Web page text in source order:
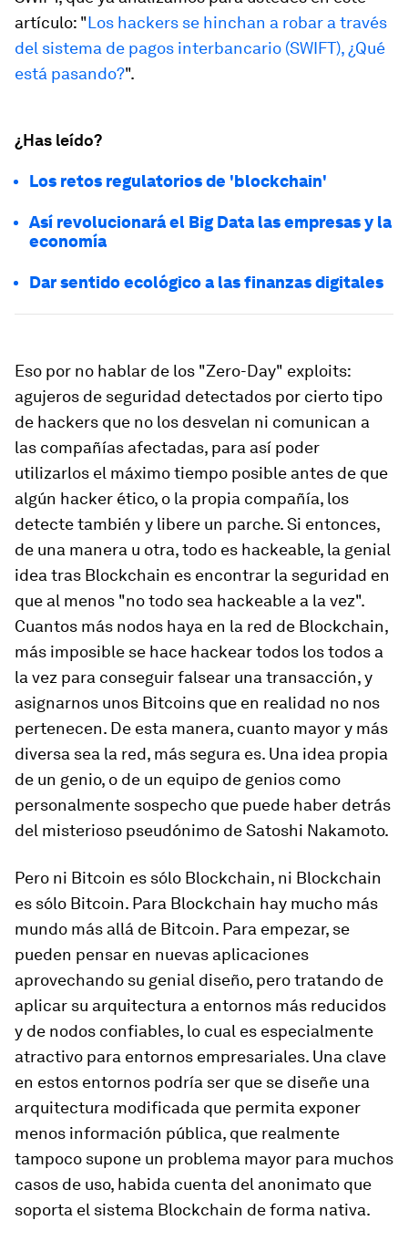
artículo: "Los hackers se hinchan a robar a través
del sistema de pagos interbancario (SWIFT), ¿Qué
está pasando?".
¿Has leído?
Los retos regulatorios de 'blockchain'
Así revolucionará el Big Data las empresas y la
economía
Dar sentido ecológico a las finanzas digitales
Eso por no hablar de los "Zero-Day" exploits:
agujeros de seguridad detectados por cierto tipo
de hackers que no los desvelan ni comunican a
las compañías afectadas, para así poder
utilizarlos el máximo tiempo posible antes de que
algún hacker ético, o la propia compañía, los
detecte también y libere un parche. Si entonces,
de una manera u otra, todo es hackeable, la genial
idea tras Blockchain es encontrar la seguridad en
que al menos "no todo sea hackeable a la vez".
Cuantos más nodos haya en la red de Blockchain,
más imposible se hace hackear todos los todos a
la vez para conseguir falsear una transacción, y
asignarnos unos Bitcoins que en realidad no nos
pertenecen. De esta manera, cuanto mayor y más
diversa sea la red, más segura es. Una idea propia
de un genio, o de un equipo de genios como
personalmente sospecho que puede haber detrás
del misterioso pseudónimo de Satoshi Nakamoto.
Pero ni Bitcoin es sólo Blockchain, ni Blockchain
es sólo Bitcoin. Para Blockchain hay mucho más
mundo más allá de Bitcoin. Para empezar, se
pueden pensar en nuevas aplicaciones
aprovechando su genial diseño, pero tratando de
aplicar su arquitectura a entornos más reducidos
y de nodos confiables, lo cual es especialmente
atractivo para entornos empresariales. Una clave
en estos entornos podría ser que se diseñe una
arquitectura modificada que permita exponer
menos información pública, que realmente
tampoco supone un problema mayor para muchos
casos de uso, habida cuenta del anonimato que
soporta el sistema Blockchain de forma nativa.